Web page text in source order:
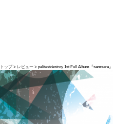
トップ レビュー palitextdestroy 1st Full Album『samsara』